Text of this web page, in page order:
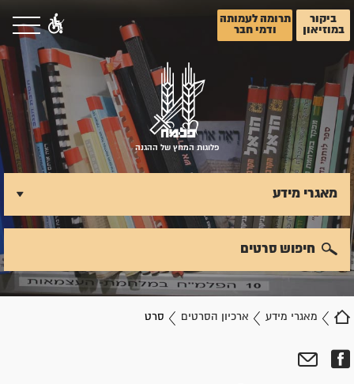
ביקור
במוזיאון
תרומה לעמותה
ודמי חבר
פלוגות המחץ של ההגנה
מאגרי מידע ארכיון הסרטים סרט
מאגרי מידע
חיפוש סרטים